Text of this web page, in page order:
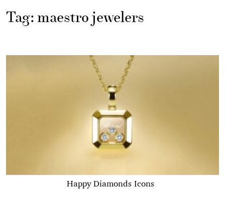
Tag:maestro jewelers
Happy Diamonds Icons